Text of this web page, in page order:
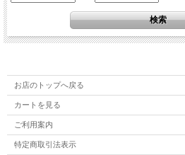
お店のトップへ戻る
カートを見る
ご利用案内
特定商取引法表示